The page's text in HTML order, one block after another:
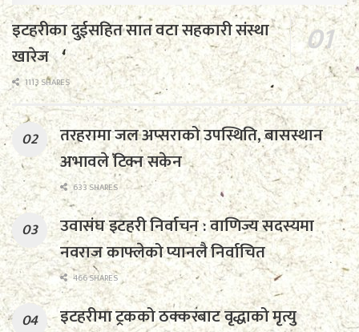
इटहरीका दुईसहित सात वटा सहकारी संस्था
खारेज
1113 SHARES
तरहरामा जल अप्सराको उपस्थिति, बासस्थान
अभावले टिक्न सकेन
633 SHARES
उवासंघ इटहरी निर्वाचन : वाणिज्य सदस्यमा
नवराज काफ्लेको प्यानलै निर्वाचित
466 SHARES
इटहरीमा ट्रकको ठक्करबाट वृद्धाको मृत्यु